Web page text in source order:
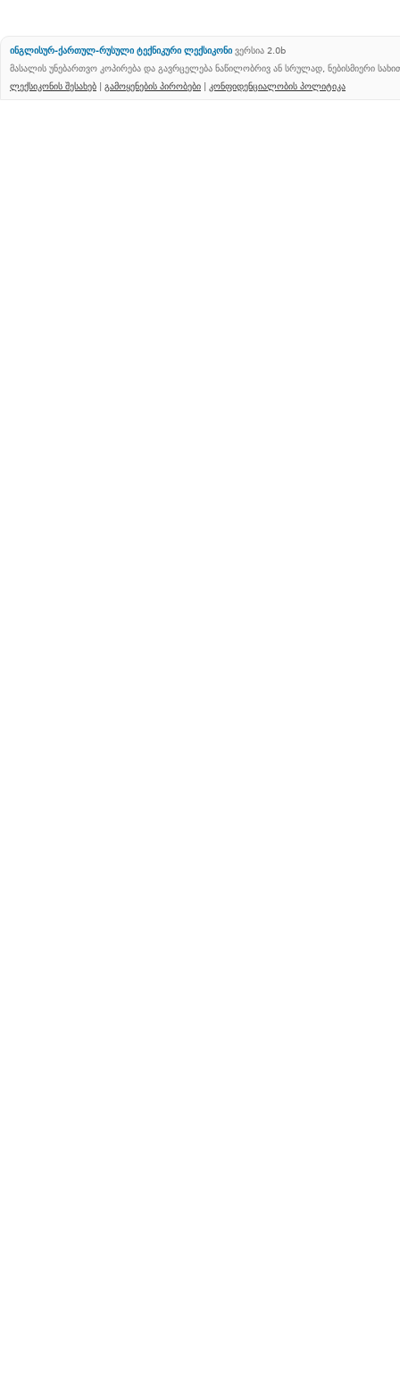
ინგლისურ-ქართულ-რუსული ტექნიკური ლექსიკონი ვერსია 2.0b
მასალის უნებართვო კოპირება და გავრცელება ნაწილობრივ ან სრულად, ნებისმიერი
ლექსიკონის შესახებ | გამოყენების პირობები | კონფიდენციალობის პოლიტიკა